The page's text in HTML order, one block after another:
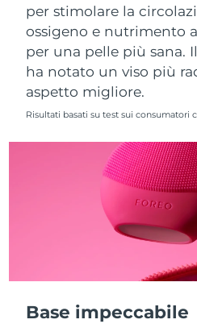
per stimolare la
ossigeno e nutrimento
per una pelle più sana.
ha notato un viso più
aspetto migliore.
Risultati basati su test sui consumatori
Base impeccabile
Singapore
Slovacchia
Slovenia
Corea del Sud